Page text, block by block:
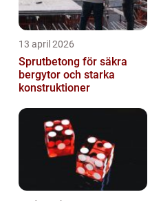
13 april 2026
Sprutbetong för säkra
bergytor och starka
konstruktioner